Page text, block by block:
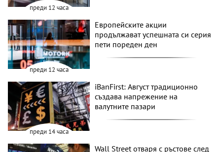
преди 12 часа
преди 12 часа
Европейските акции
продължават успешната си серия
пети пореден ден
преди 14 часа
iBanFirst: Август традиционно
създава напрежение на
валутните пазари
Wall Street отваря с ръстове след